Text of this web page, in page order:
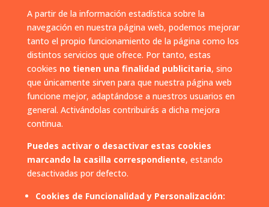
A partir de la información estadística sobre la
navegación en nuestra página web, podemos mejorar
tanto el propio funcionamiento de la página como los
distintos servicios que ofrece. Por tanto, estas
cookies no tienen una finalidad publicitaria, sino
que únicamente sirven para que nuestra página web
funcione mejor, adaptándose a nuestros usuarios en
general. Activándolas contribuirás a dicha mejora
continua.
Puedes activar o desactivar estas cookies
marcando la casilla correspondiente, estando
desactivadas por defecto.
Cookies de Funcionalidad y Personalización: